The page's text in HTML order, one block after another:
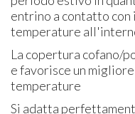
entrino a contatto
temperature
La copertura cofano/
e favorisce un
temperature
Si adatta